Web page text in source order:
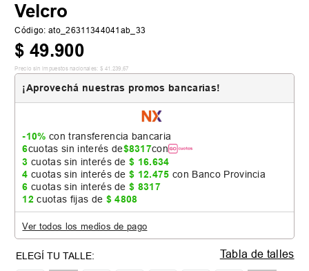
Velcro
Código: ato_26311344041ab_33
$ 49.900
Precio sin impuestos nacionales: $ 41 .239 ,67
¡Aprovechá nuestras promos bancarias!
-10% con transferencia bancaria
6cuotas sin interés de$8317con
3 cuotas sin interés de$ 16.634
4 cuotas sin interés de$ 12.475 con Banco Provincia
6 cuotas sin interés de$ 8317
12 cuotas fijas de $ 4808
Ver todos los medios de pago
Tabla de talles